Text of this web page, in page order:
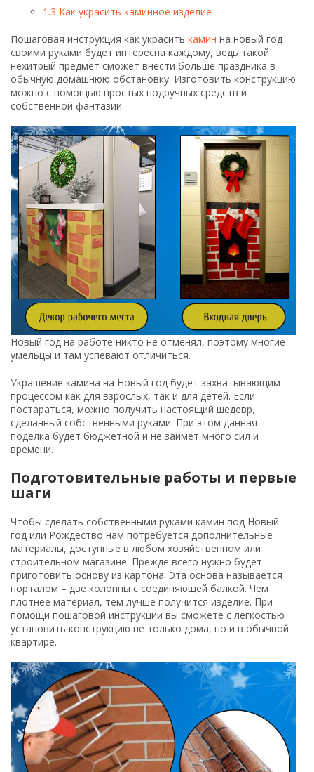
1.3 Как украсить каминное изделие
Пошаговая инструкция как украсить камин на новый год
своими руками будет интересна каждому, ведь такой
нехитрый предмет сможет внести больше праздника в
обычную домашнюю обстановку. Изготовить конструкцию
можно с помощью простых подручных средств и
собственной фантазии.
Новый год на работе никто не отменял, поэтому многие
умельцы и там успевают отличиться.
Украшение камина на Новый год будет захватывающим
процессом как для взрослых, так и для детей. Если
постараться, можно получить настоящий шедевр,
сделанный собственными руками. При этом данная
поделка будет бюджетной и не займет много сил и
времени.
Подготовительные работы и первые
шаги
Чтобы сделать собственными руками камин под Новый
год или Рождество нам потребуется дополнительные
материалы, доступные в любом хозяйственном или
строительном магазине. Прежде всего нужно будет
приготовить основу из картона. Эта основа называется
порталом – две колонны с соединяющей балкой. Чем
плотнее материал, тем лучше получится изделие. При
помощи пошаговой инструкции вы сможете с легкостью
установить конструкцию не только дома, но и в обычной
квартире.